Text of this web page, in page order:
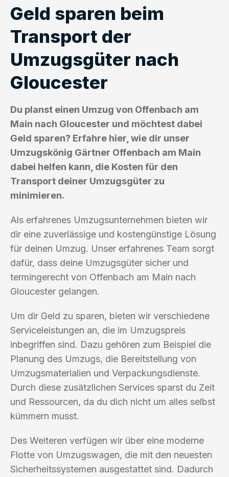
Geld sparen beim
Transport der
Umzugsgüter nach
Gloucester
Du planst einen Umzug von Offenbach am
Main nach Gloucester und möchtest dabei
Geld sparen? Erfahre hier, wie dir unser
Umzugskönig Gärtner Offenbach am Main
dabei helfen kann, die Kosten für den
Transport deiner Umzugsgüter zu
minimieren.
Als erfahrenes Umzugsunternehmen bieten wir
dir eine zuverlässige und kostengünstige Lösung
für deinen Umzug. Unser erfahrenes Team sorgt
dafür, dass deine Umzugsgüter sicher und
termingerecht von Offenbach am Main nach
Gloucester gelangen.
Um dir Geld zu sparen, bieten wir verschiedene
Serviceleistungen an, die im Umzugspreis
inbegriffen sind. Dazu gehören zum Beispiel die
Planung des Umzugs, die Bereitstellung von
Umzugsmaterialien und Verpackungsdienste.
Durch diese zusätzlichen Services sparst du Zeit
und Ressourcen, da du dich nicht um alles selbst
kümmern musst.
Des Weiteren verfügen wir über eine moderne
Flotte von Umzugswagen, die mit den neuesten
Sicherheitssystemen ausgestattet sind. Dadurch